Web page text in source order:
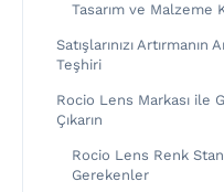
Tasarım ve Malzeme
Satışlarınızı
Teşhiri
Rocio Lens Markası ile
Çıkarın
Rocio Lens Renk
Gerekenler